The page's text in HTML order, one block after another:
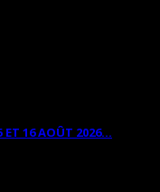
ET 16 AOÛT 2026...